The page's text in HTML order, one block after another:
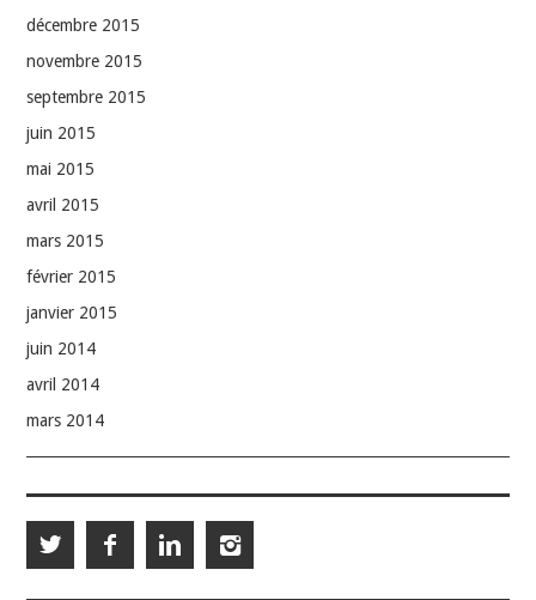
décembre 2015
novembre 2015
septembre 2015
juin 2015
mai 2015
avril 2015
mars 2015
février 2015
janvier 2015
juin 2014
avril 2014
mars 2014